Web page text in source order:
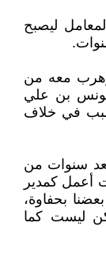
ليصبح
معه من
تونس بن علي
في خلاف
سنوات من
أعمل كمدير
بحفاوة،
ليست كما